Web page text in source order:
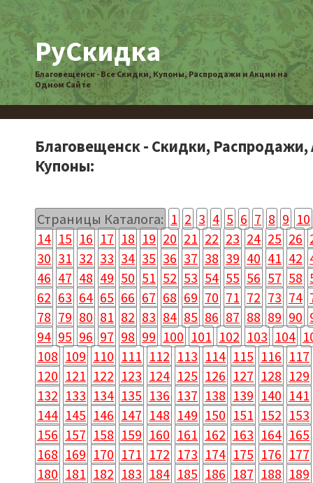
РуСкидка
Благовещенск - Все Скидки, Купоны, Распродажи и Акции на
Одном Сайте
Благовещенск - Скидки, Распродажи,
Купоны:
Страницы Каталога: 1 2 3 4 5 6 7 8 9 10
14 15 16 17 18 19 20 21 22 23 24 25 26
30 31 32 33 34 35 36 37 38 39 40 41 42
46 47 48 49 50 51 52 53 54 55 56 57 58
62 63 64 65 66 67 68 69 70 71 72 73 74
78 79 80 81 82 83 84 85 86 87 88 89 90
94 95 96 97 98 99 100 101 102 103 104
108 109 110 111 112 113 114 115 116 117
120 121 122 123 124 125 126 127 128 129
132 133 134 135 136 137 138 139 140 141
144 145 146 147 148 149 150 151 152 153
156 157 158 159 160 161 162 163 164 165
168 169 170 171 172 173 174 175 176 177
180 181 182 183 184 185 186 187 188 189